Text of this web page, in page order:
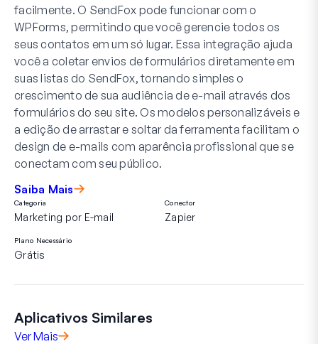
facilmente. O SendFox pode funcionar com o
WPForms, permitindo que você gerencie todos os
seus contatos em um só lugar. Essa integração ajuda
você a coletar envios de formulários diretamente em
suas listas do SendFox, tornando simples o
crescimento de sua audiência de e-mail através dos
formulários do seu site. Os modelos personalizáveis e
a edição de arrastar e soltar da ferramenta facilitam o
design de e-mails com aparência profissional que se
conectam com seu público.
Saiba Mais
Categoria
Marketing por E-mail
Conector
Zapier
Plano Necessário
Grátis
Aplicativos Similares
Ver Mais